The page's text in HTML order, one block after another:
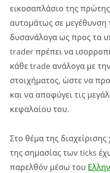
εικοσαπλάσιο της
αυτομάτως σε μεγέθυνση
δυσανάλογα ως προς τα
trader πρέπει να
κάθε trade ανάλογα με
στοιχήματος, ώστε να
και να αποφύγει τις
κεφαλαίου του.
Στο θέμα της
της σημασίας των ticks
παρελθόν μέσω του